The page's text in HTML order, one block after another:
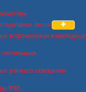
лента
встраиваемые и накладные
уличного освещения
IP65